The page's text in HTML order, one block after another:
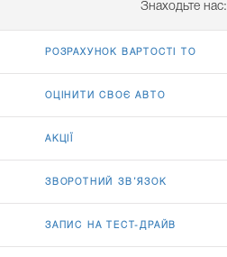
Знаходьте нас:
РОЗРАХУНОК ВАРТОСТІ ТО
ОЦІНИТИ СВОЄ АВТО
АКЦІЇ
ЗВОРОТНИЙ ЗВ’ЯЗОК
ЗАПИС НА ТЕСТ-ДРАЙВ